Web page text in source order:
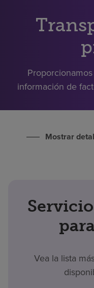
Inversores
información de
Mostrar
Vea la lista